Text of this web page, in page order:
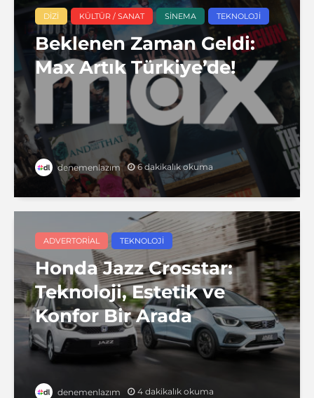
DIZI KÜLTÜR / SANAT SINEMA TEKNOLOJI
Beklenen Zaman Geldi:
Max Artık Türkiye’de!
denemenlazım 6 dakikalık okuma
ADVERTORIAL TEKNOLOJI
Honda Jazz Crosstar:
Teknoloji, Estetik ve
Konfor Bir Arada
denemenlazım 4 dakikalık okuma